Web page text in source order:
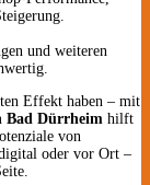
und weiteren
Effekt haben – mit
Bad Dürrheim hilft
von
oder vor Ort –